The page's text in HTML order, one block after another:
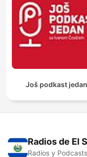
Još podkast jedan
Radios de El
Radios y Podcasts